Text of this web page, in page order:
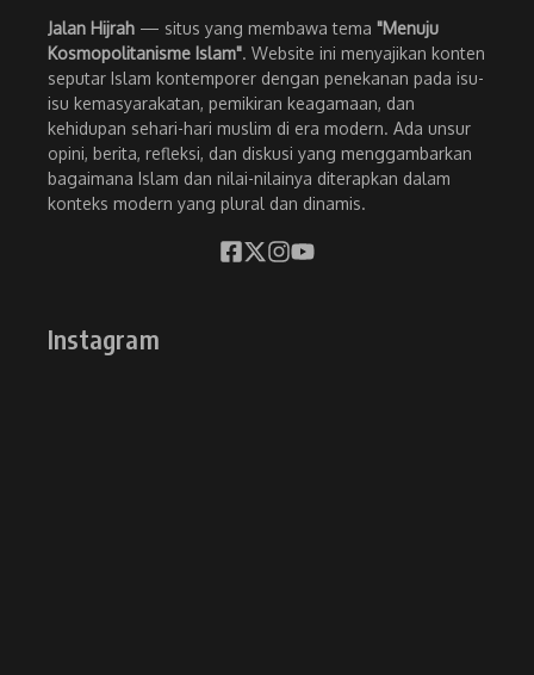
Jalan Hijrah — situs yang membawa tema "Menuju
Kosmopolitanisme Islam". Website ini menyajikan konten
seputar Islam kontemporer dengan penekanan pada isu-
isu kemasyarakatan, pemikiran keagamaan, dan
kehidupan sehari-hari muslim di era modern. Ada unsur
opini, berita, refleksi, dan diskusi yang menggambarkan
bagaimana Islam dan nilai-nilainya diterapkan dalam
konteks modern yang plural dan dinamis.
Instagram